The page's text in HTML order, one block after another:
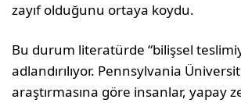
zayıf olduğunu ortaya koydu.
Bu durum literatürde “bilişsel
adlandırılıyor. Pennsylvania
araştırmasına göre insanlar, yapay